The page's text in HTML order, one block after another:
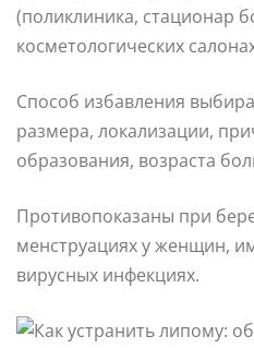
(поликлиника, стационар
косметологических
Способ избавления
размера, локализации,
образования, возраста
Противопоказаны при
менструациях у женщин,
вирусных инфекциях.